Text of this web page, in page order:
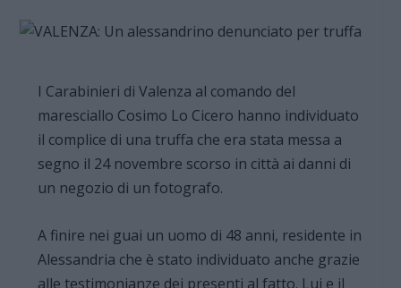
I Carabinieri di Valenza al comando del
maresciallo Cosimo Lo Cicero hanno individuato
il complice di una truffa che era stata messa a
segno il 24 novembre scorso in città ai danni di
un negozio di un fotografo.
A finire nei guai un uomo di 48 anni, residente in
Alessandria che è stato individuato anche grazie
alle testimonianze dei presenti al fatto. Lui e il